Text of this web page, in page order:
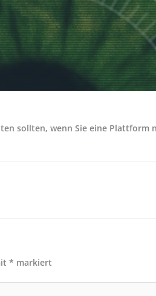
sollten, wenn Sie eine
* markiert